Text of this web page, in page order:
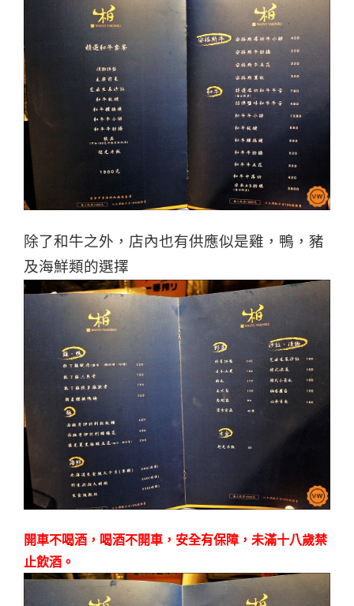
除了和牛之外，店內也有供應似是雞，鴨，豬
及海鮮類的選擇
開車不喝酒，喝酒不開車，安全有保障，未滿十八歲禁
止飲酒。